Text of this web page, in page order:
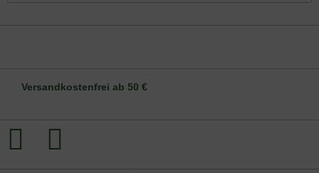
Versandkostenfrei ab 50 €